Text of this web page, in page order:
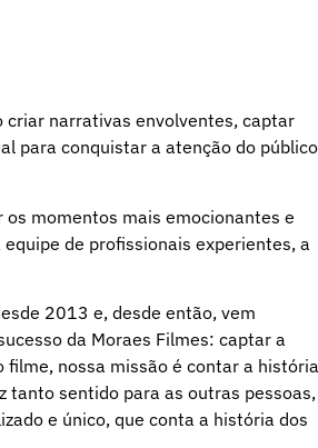
criar narrativas envolventes, captar
para conquistar a atenção do
momentos mais emocionantes e
de profissionais experientes, a
2013 e, desde então, vem
da Moraes Filmes: captar a
nossa missão é contar a história
tanto sentido para as outras pessoas,
e único, que conta a história dos